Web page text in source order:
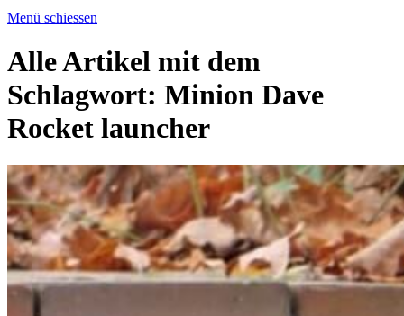
Menü schiessen
Alle Artikel mit dem
Schlagwort: Minion Dave
Rocket launcher